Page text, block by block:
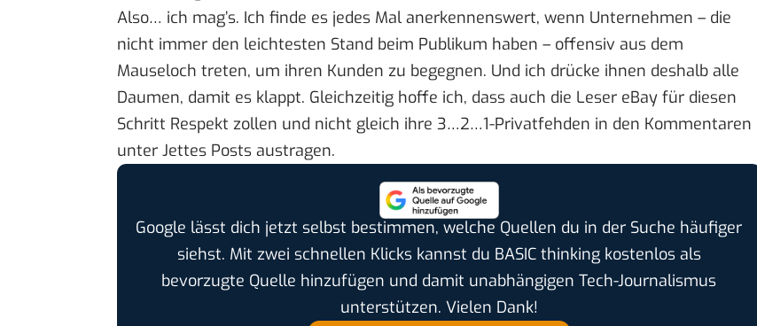
Also… ich mag’s. Ich finde es jedes Mal anerkennenswert, wenn Unternehmen – die
nicht immer den leichtesten Stand beim Publikum haben – offensiv aus dem
Mauseloch treten, um ihren Kunden zu begegnen. Und ich drücke ihnen deshalb alle
Daumen, damit es klappt. Gleichzeitig hoffe ich, dass auch die Leser eBay für diesen
Schritt Respekt zollen und nicht gleich ihre 3…2…1-Privatfehden in den Kommentaren
unter Jettes Posts austragen.
Google lässt dich jetzt selbst bestimmen, welche Quellen du in der Suche häufiger
siehst. Mit zwei schnellen Klicks kannst du BASIC thinking kostenlos als
bevorzugte Quelle hinzufügen und damit unabhängigen Tech-Journalismus
unterstützen. Vielen Dank!